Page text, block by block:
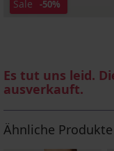
Sale -50%
Es tut uns leid.
ausverkauft.
Ähnliche Produkte